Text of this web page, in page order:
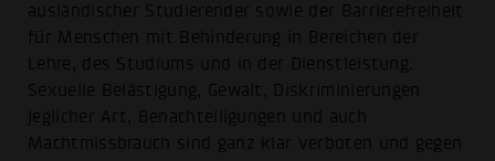
ausländischer Studierender sowie der Barrierefreiheit
für Menschen mit Behinderung in Bereichen der
Lehre, des Studiums und in der Dienstleistung.
Sexuelle Belästigung, Gewalt, Diskriminierungen
jeglicher Art, Benachteiligungen und auch
Machtmissbrauch sind ganz klar verboten und gegen